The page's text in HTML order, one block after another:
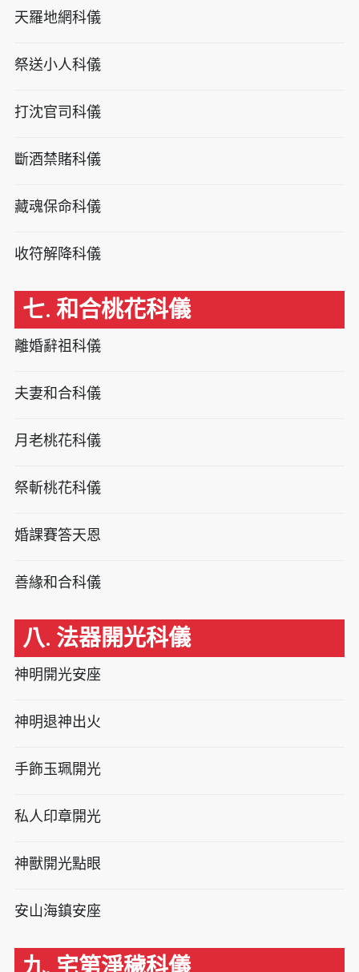
天羅地網科儀
祭送小人科儀
打沈官司科儀
斷酒禁賭科儀
藏魂保命科儀
收符解降科儀
七. 和合桃花科儀
離婚辭祖科儀
夫妻和合科儀
月老桃花科儀
祭斬桃花科儀
婚課賽答天恩
善緣和合科儀
八. 法器開光科儀
神明開光安座
神明退神出火
手飾玉珮開光
私人印章開光
神獸開光點眼
安山海鎮安座